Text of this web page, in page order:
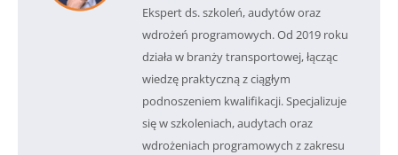
Ekspert ds. szkoleń, audytów oraz
wdrożeń programowych. Od 2019 roku
działa w branży transportowej, łącząc
wiedzę praktyczną z ciągłym
podnoszeniem kwalifikacji. Specjalizuje
się w szkoleniach, audytach oraz
wdrożeniach programowych z zakresu